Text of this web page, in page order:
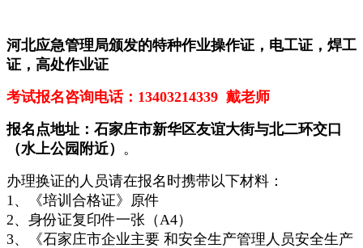
河北应急管理局颁发的特种作业操作证，电工证，焊工
证，高处作业证
考试报名咨询电话：13403214339 戴老师
报名点地址：石家庄市新华区友谊大街与北二环交口
（水上公园附近） 。
办理换证的人员请在报名时携带以下材料：
1、《培训合格证》原件
2、身份证复印件一张（A4）
3、《石家庄市企业主要 和安全生产管理人员安全生产